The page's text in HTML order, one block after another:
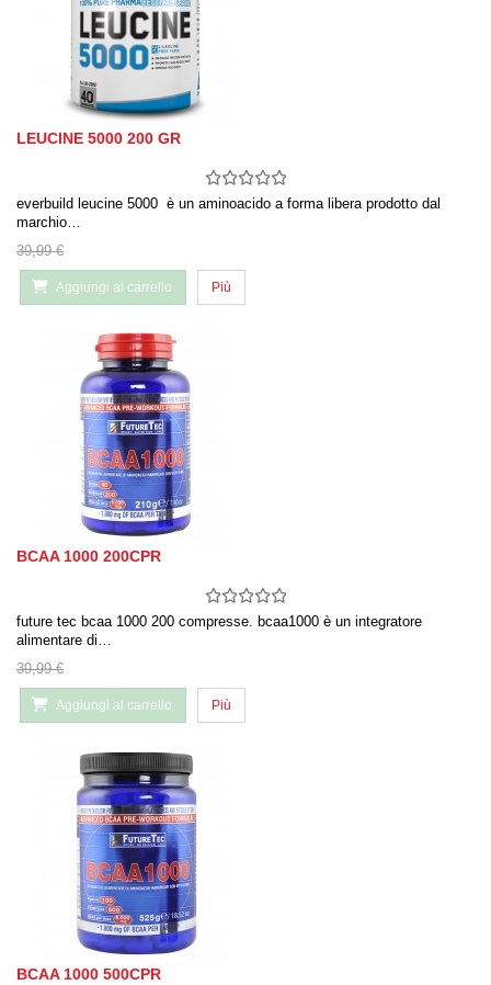
LEUCINE 5000 200 GR
everbuild leucine 5000 è un aminoacido a forma libera prodotto dal
marchio…
39,99 €
Aggiungi al carrello Più
BCAA 1000 200CPR
future tec bcaa 1000 200 compresse. bcaa1000 è un integratore
alimentare di…
39,99 €
Aggiungi al carrello Più
BCAA 1000 500CPR